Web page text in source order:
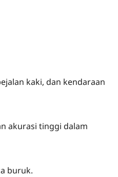
kaki, dan kendaraan
akurasi tinggi dalam
buruk.